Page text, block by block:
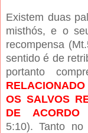
Existem duas
misthós, e o
recompensa
sentido é de
portanto
OS SALVOS
DE
5:10).Tanto no